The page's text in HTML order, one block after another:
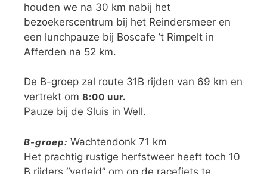
houden we na 30 km nabij het
bezoekerscentrum bij het Reindersmeer en
een lunchpauze bij Boscafe ’t Rimpelt in
Afferden na 52 km.
De B-groep zal route 31B rijden van 69 km en
vertrekt om 8:00 uur.
Pauze bij de Sluis in Well.
B-groep: Wachtendonk 71 km
Het prachtig rustige herfstweer heeft toch 10
B rijders “verleid” om op de racefiets te